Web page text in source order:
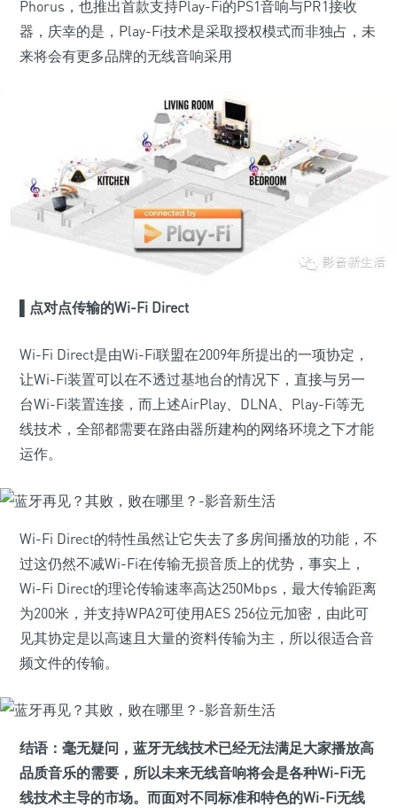
Phorus，也推出首款支持Play-Fi的PS1音响与PR1接收
器，庆幸的是，Play-Fi技术是采取授权模式而非独占，未
来将会有更多品牌的无线音响采用
▌点对点传输的Wi-Fi Direct
Wi-Fi Direct是由Wi-Fi联盟在2009年所提出的一项协定，
让Wi-Fi装置可以在不透过基地台的情况下，直接与另一
台Wi-Fi装置连接，而上述AirPlay、DLNA、Play-Fi等无
线技术，全部都需要在路由器所建构的网络环境之下才能
运作。
Wi-Fi Direct的特性虽然让它失去了多房间播放的功能，不
过这仍然不减Wi-Fi在传输无损音质上的优势，事实上，
Wi-Fi Direct的理论传输速率高达250Mbps，最大传输距离
为200米，并支持WPA2可使用AES 256位元加密，由此可
见其协定是以高速且大量的资料传输为主，所以很适合音
频文件的传输。
结语： 毫无疑问，蓝牙无线技术已经无法满足大家播放高
品质音乐的需要，所以未来无线音响将会是各种Wi-Fi无
线技术主导的市场。而面对不同标准和特色的Wi-Fi无线